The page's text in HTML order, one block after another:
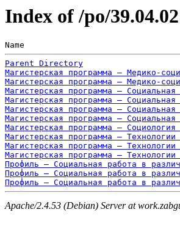
Index of /po/
Name
Parent Directory
Магистерская программа – Медико-
Магистерская программа – Медико-
Магистерская программа –
Магистерская программа –
Магистерская программа –
Магистерская программа –
Магистерская программа –
Магистерская программа –
Магистерская программа –
Магистерская программа –
Профиль – Социальная работа в
Профиль – Социальная работа в
Профиль – Социальная работа в
Apache/2.4.53 (Debian) Server at